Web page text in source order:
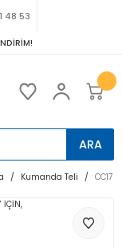
48 53
ARA
Kumanda Teli